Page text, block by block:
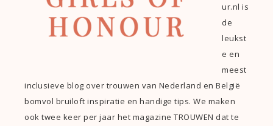
ur.nl is
de
leukst
e en
meest
inclusieve blog over trouwen van Nederland en België
bomvol bruiloft inspiratie en handige tips. We maken
ook twee keer per jaar het magazine TROUWEN dat te